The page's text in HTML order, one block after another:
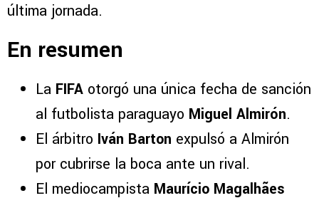
última jornada.
En resumen
La FIFA otorgó una única fecha de sanción
al futbolista paraguayo Miguel Almirón.
El árbitro Iván Barton expulsó a Almirón
por cubrirse la boca ante un rival.
El mediocampista Maurício Magalhães